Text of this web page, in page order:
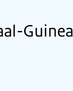
Guinea